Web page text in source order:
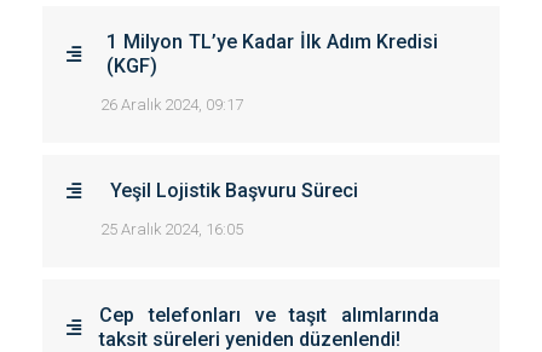
1 Milyon TL’ye Kadar İlk Adım Kredisi
(KGF)
26 Aralık 2024, 09:17
Yeşil Lojistik Başvuru Süreci
25 Aralık 2024, 16:05
Cep telefonları ve taşıt alımlarında
taksit süreleri yeniden düzenlendi!